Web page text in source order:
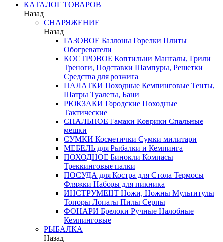
КАТАЛОГ ТОВАРОВ
Назад
СНАРЯЖЕНИЕ
Назад
ГАЗОВОЕ Баллоны Горелки Плиты
Обогреватели
КОСТРОВОЕ Коптильни Мангалы, Грили
Треноги, Подставки Шампуры, Решетки
Средства для розжига
ПАЛАТКИ Походные Кемпинговые Тенты,
Шатры Туалеты, Бани
РЮКЗАКИ Городские Походные
Тактические
СПАЛЬНОЕ Гамаки Коврики Спальные
мешки
СУМКИ Косметички Сумки милитари
МЕБЕЛЬ для Рыбалки и Кемпинга
ПОХОДНОЕ Бинокли Компасы
Треккинговые палки
ПОСУДА для Костра для Стола Термосы
Фляжки Наборы для пикника
ИНСТРУМЕНТ Ножи, Ножны Мультитулы
Топоры Лопаты Пилы Серпы
ФОНАРИ Брелоки Ручные Налобные
Кемпинговые
РЫБАЛКА
Назад